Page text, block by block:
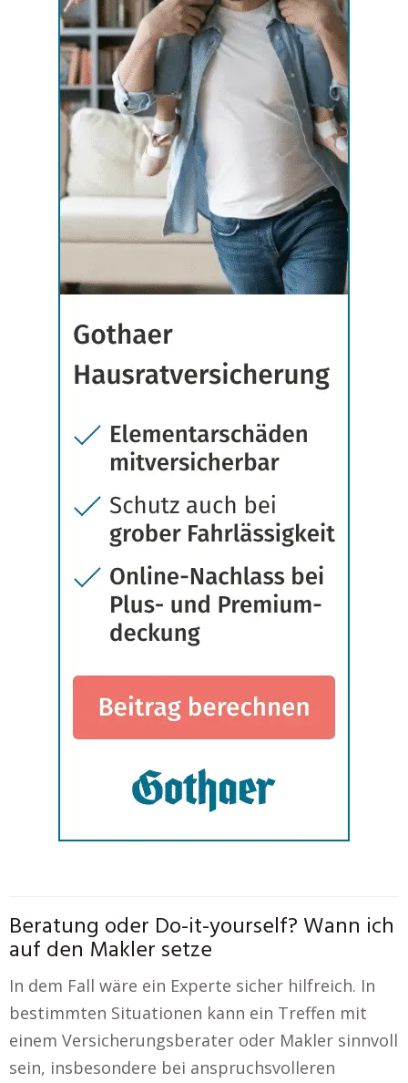
Beratung oder Do-it-yourself? Wann ich
auf den Makler setze
In dem Fall wäre ein Experte sicher hilfreich. In
bestimmten Situationen kann ein Treffen mit
einem Versicherungsberater oder Makler sinnvoll
sein, insbesondere bei anspruchsvolleren